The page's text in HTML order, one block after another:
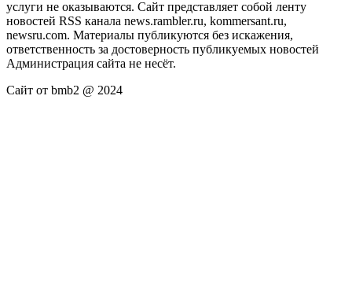
услуги не оказываются. Сайт представляет собой ленту
новостей RSS канала news.rambler.ru, kommersant.ru,
newsru.com. Материалы публикуются без искажения,
ответственность за достоверность публикуемых новостей
Администрация сайта не несёт.
Сайт от bmb2 @ 2024